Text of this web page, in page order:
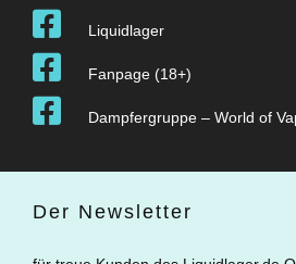
Liquidlager
Fanpage (18+)
Dampfergruppe – World of
Der Newsletter